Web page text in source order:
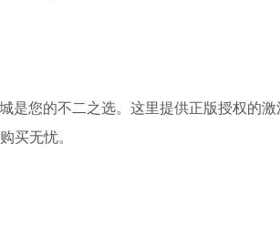
是您的不二之选。这里提供正版授权的激
买无忧。